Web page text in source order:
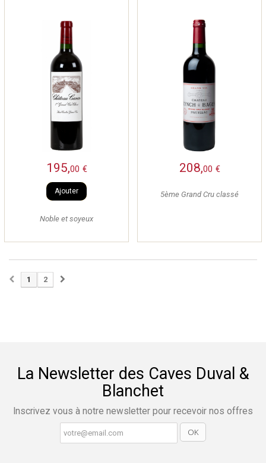
195,00 €
Ajouter
Noble et soyeux
208,00 €
5ème Grand Cru classé
1 2
La Newsletter des Caves Duval &
Blanchet
Inscrivez vous à notre newsletter pour recevoir nos offres